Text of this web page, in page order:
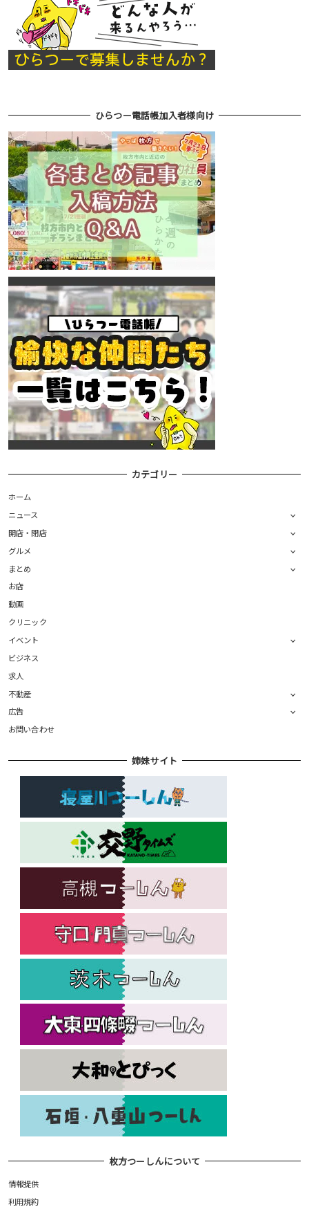
ひらつー電話帳加入者様向け
カテゴリー
ホーム
ニュース
開店・閉店
グルメ
まとめ
お店
動画
クリニック
イベント
ビジネス
求人
不動産
広告
お問い合わせ
姉妹サイト
枚方つーしんについて
情報提供
利用規約